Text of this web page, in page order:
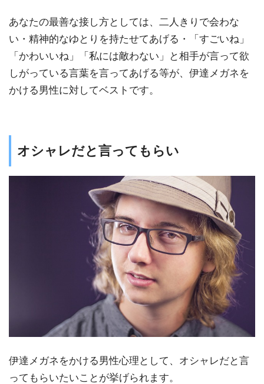
あなたの最善な接し方としては、二人きりで会わな
い・精神的なゆとりを持たせてあげる・「すごいね」
「かわいいね」「私には敵わない」と相手が言って欲
しがっている言葉を言ってあげる等が、伊達メガネを
かける男性に対してベストです。
オシャレだと言ってもらい
伊達メガネをかける男性心理として、オシャレだと言
ってもらいたいことが挙げられます。